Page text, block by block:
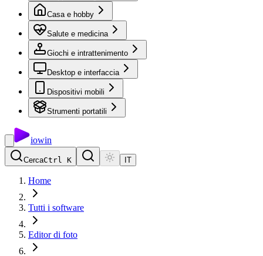
Casa e hobby
Salute e medicina
Giochi e intrattenimento
Desktop e interfaccia
Dispositivi mobili
Strumenti portatili
iowin
CercaCtrl K IT
Home
Tutti i software
Editor di foto